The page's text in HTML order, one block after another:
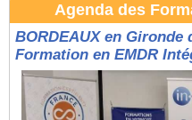
Agenda des
BORDEAUX en
Formation en EMDR